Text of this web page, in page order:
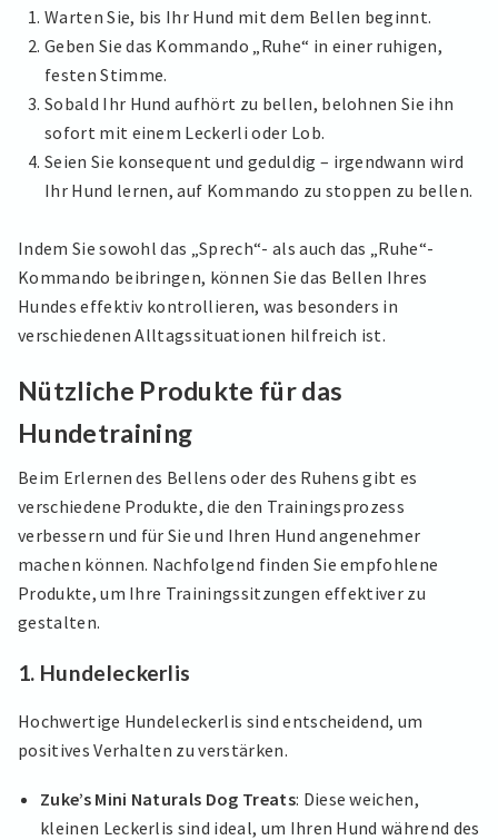
Warten Sie, bis Ihr Hund mit dem Bellen beginnt.
Geben Sie das Kommando „Ruhe“ in einer ruhigen,
festen Stimme.
Sobald Ihr Hund aufhört zu bellen, belohnen Sie ihn
sofort mit einem Leckerli oder Lob.
Seien Sie konsequent und geduldig – irgendwann wird
Ihr Hund lernen, auf Kommando zu stoppen zu bellen.
Indem Sie sowohl das „Sprech“- als auch das „Ruhe“-
Kommando beibringen, können Sie das Bellen Ihres
Hundes effektiv kontrollieren, was besonders in
verschiedenen Alltagssituationen hilfreich ist.
Nützliche Produkte für das
Hundetraining
Beim Erlernen des Bellens oder des Ruhens gibt es
verschiedene Produkte, die den Trainingsprozess
verbessern und für Sie und Ihren Hund angenehmer
machen können. Nachfolgend finden Sie empfohlene
Produkte, um Ihre Trainingssitzungen effektiver zu
gestalten.
1. Hundeleckerlis
Hochwertige Hundeleckerlis sind entscheidend, um
positives Verhalten zu verstärken.
Zuke’s Mini Naturals Dog Treats: Diese weichen,
kleinen Leckerlis sind ideal, um Ihren Hund während des